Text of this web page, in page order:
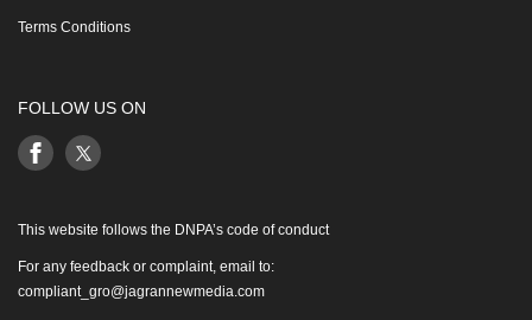
Terms Conditions
FOLLOW US ON
This website follows the DNPA’s code of conduct
For any feedback or complaint, email to:
compliant_gro@jagrannewmedia.com